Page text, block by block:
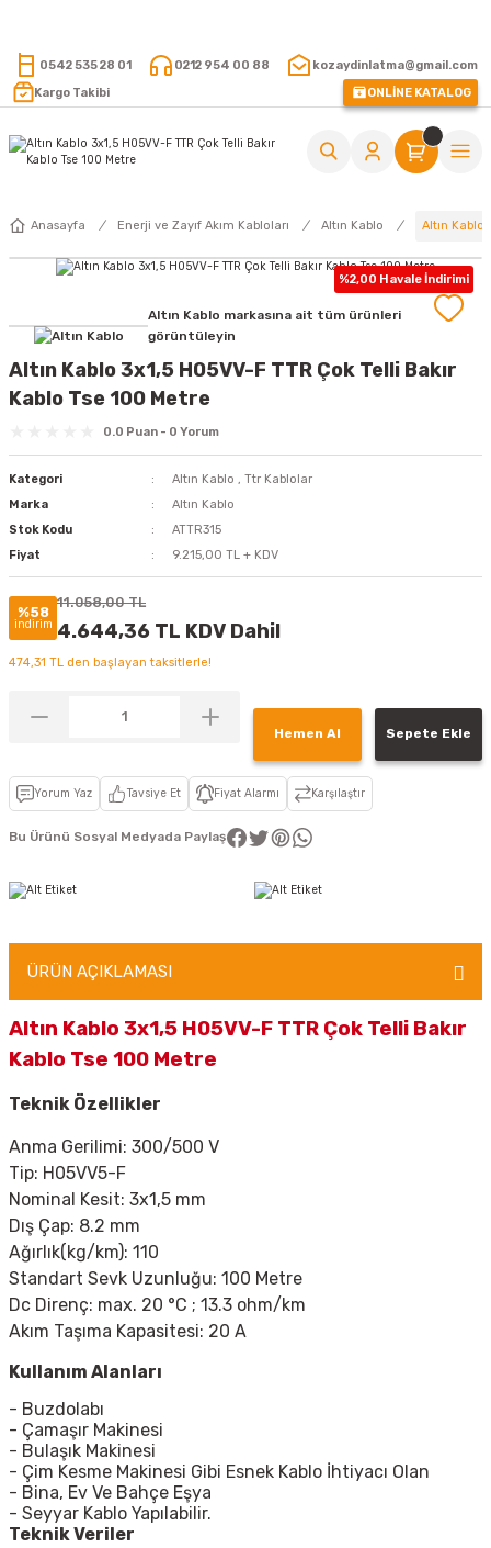
0542 535 28 01 0212 954 00 88
kozaydinlatma@gmail.com
Kargo Takibi
ONLİNE KATALOG
Anasayfa Enerji ve Zayıf Akım Kabloları Altın Kablo Altın Kablo
%2,00 Havale İndirimi
Altın Kablo markasına ait tüm ürünleri
görüntüleyin
Altın Kablo 3x1,5 H05VV-F TTR Çok Telli Bakır
Kablo Tse 100 Metre
0.0 Puan - 0 Yorum
Kategori Altın Kablo , Ttr Kablolar
Marka
Altın Kablo
Stok Kodu
ATTR315
Fiyat
9.215,00 TL + KDV
%58
indirim
11.058,00 TL
4.644,36 TL KDV Dahil
474,31 TL den başlayan taksitlerle!
Hemen Al Sepete Ekle
Yorum Yaz Tavsiye Et Fiyat Alarmı Karşılaştır
Bu Ürünü Sosyal Medyada Paylaş
ÜRÜN AÇIKLAMASI
Altın Kablo 3x1,5 H05VV-F TTR Çok Telli Bakır
Kablo Tse 100 Metre
Teknik Özellikler
Anma Gerilimi: 300/500 V
Tip: H05VV5-F
Nominal Kesit: 3x1,5 mm
Dış Çap: 8.2 mm
Ağırlık(kg/km): 110
Standart Sevk Uzunluğu: 100 Metre
Dc Direnç: max. 20 °C ; 13.3 ohm/km
Akım Taşıma Kapasitesi: 20 A
Kullanım Alanları
- Buzdolabı
- Çamaşır Makinesi
- Bulaşık Makinesi
- Çim Kesme Makinesi Gibi Esnek Kablo İhtiyacı Olan
- Bina, Ev Ve Bahçe Eşya
- Seyyar Kablo Yapılabilir.
Teknik Veriler